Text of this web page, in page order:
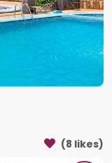
(8 likes)